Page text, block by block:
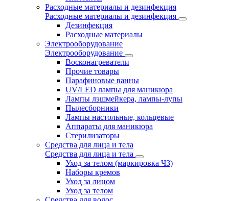
Расходные материалы и дезинфекция
Расходные материалы и дезинфекция
Дезинфекция
Расходные материалы
Электрооборудование
Электрооборудование
Восконагреватели
Прочие товары
Парафиновые ванны
UV/LED лампы для маникюра
Лампы лэшмейкера, лампы-лупы
Пылесборники
Лампы настольные, кольцевые
Аппараты для маникюра
Стерилизаторы
Средства для лица и тела
Средства для лица и тела
Уход за телом (маркировка ЧЗ)
Наборы кремов
Уход за лицом
Уход за телом